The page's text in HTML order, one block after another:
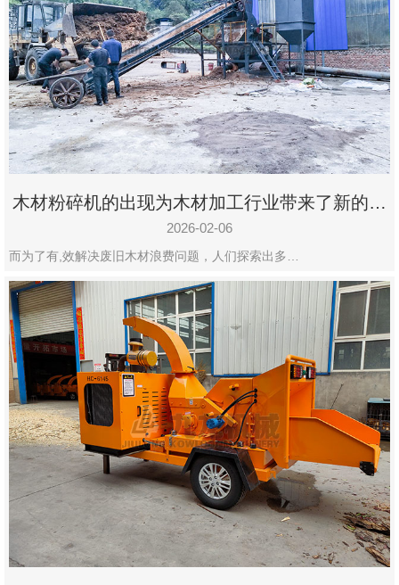
木材粉碎机的出现为木材加工行业带来了新的变
化
2026-02-06
而为了有,效解决废旧木材浪费问题，人们探索出多…